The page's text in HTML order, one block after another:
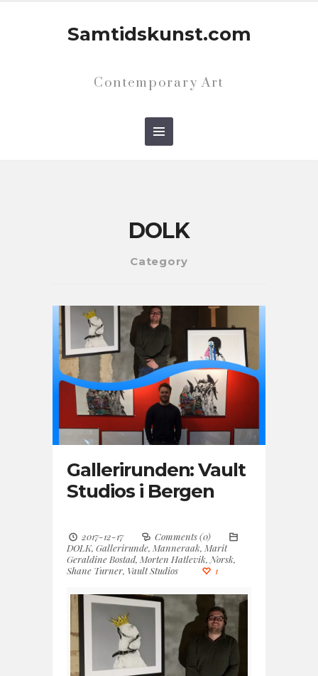
Samtidskunst.com
Contemporary Art
DOLK
Category
Gallerirunden: Vault
Studios i Bergen
2017-12-17
Comments (0)
DOLK, Gallerirunde, Manneraak, Marit
Geraldine Bostad, Morten Hatlevik, Norsk,
Shane Turner, Vault Studios 1